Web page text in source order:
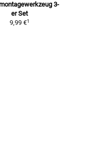
3-
er Set
9,99 €1